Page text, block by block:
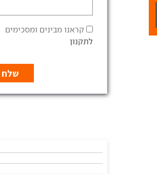
קראנו מבינים ומסכימים
לתקנון